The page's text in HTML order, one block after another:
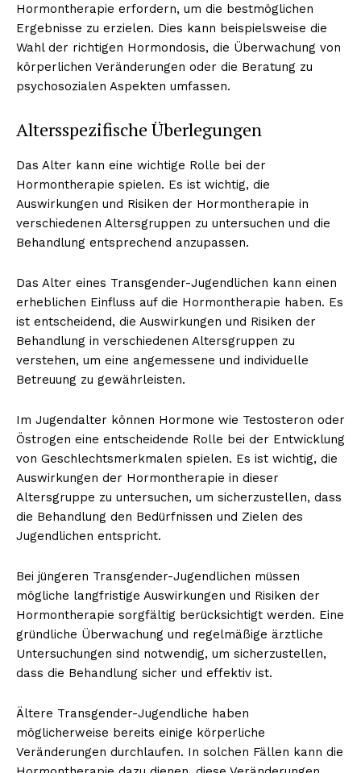
Erhalte unseren
kostenlosen Newsletter
Hormontherapie erfordern, um die bestmöglichen
Ergebnisse zu erzielen. Dies kann beispielsweise die
Wahl der richtigen Hormondosis, die Überwachung von
körperlichen Veränderungen oder die Beratung zu
psychosozialen Aspekten umfassen.
Altersspezifische Überlegungen
Das Alter kann eine wichtige Rolle bei der
Hormontherapie spielen. Es ist wichtig, die
Auswirkungen und Risiken der Hormontherapie in
verschiedenen Altersgruppen zu untersuchen und die
Behandlung entsprechend anzupassen.
Das Alter eines Transgender-Jugendlichen kann einen
erheblichen Einfluss auf die Hormontherapie haben. Es
ist entscheidend, die Auswirkungen und Risiken der
Behandlung in verschiedenen Altersgruppen zu
verstehen, um eine angemessene und individuelle
Betreuung zu gewährleisten.
Im Jugendalter können Hormone wie Testosteron oder
Östrogen eine entscheidende Rolle bei der Entwicklung
von Geschlechtsmerkmalen spielen. Es ist wichtig, die
Auswirkungen der Hormontherapie in dieser
Altersgruppe zu untersuchen, um sicherzustellen, dass
die Behandlung den Bedürfnissen und Zielen des
Jugendlichen entspricht.
Bei jüngeren Transgender-Jugendlichen müssen
mögliche langfristige Auswirkungen und Risiken der
Hormontherapie sorgfältig berücksichtigt werden. Eine
gründliche Überwachung und regelmäßige ärztliche
Untersuchungen sind notwendig, um sicherzustellen,
dass die Behandlung sicher und effektiv ist.
Ältere Transgender-Jugendliche haben
möglicherweise bereits einige körperliche
Veränderungen durchlaufen. In solchen Fällen kann die